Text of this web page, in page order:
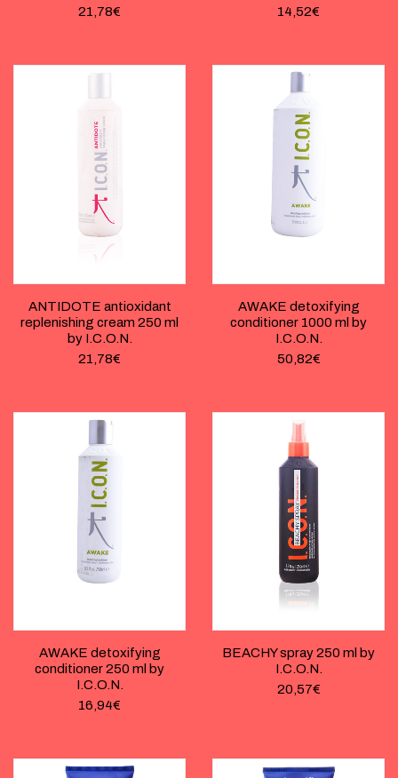
21,78€
14,52€
ANTIDOTE antioxidant
replenishing cream 250 ml
by I.C.O.N.
21,78€
AWAKE detoxifying
conditioner 1000 ml by
I.C.O.N.
50,82€
AWAKE detoxifying
conditioner 250 ml by
I.C.O.N.
16,94€
BEACHY spray 250 ml by
I.C.O.N.
20,57€